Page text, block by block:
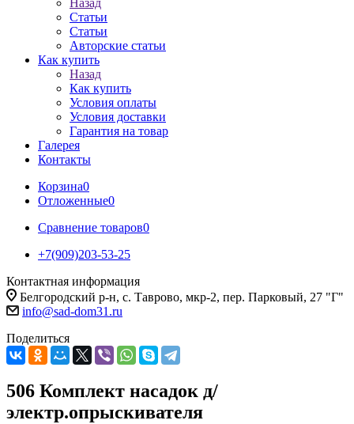
Назад
Статьи
Статьи
Авторские статьи
Как купить
Назад
Как купить
Условия оплаты
Условия доставки
Гарантия на товар
Галерея
Контакты
Корзина0
Отложенные0
Сравнение товаров0
+7(909)203-53-25
Контактная информация
Белгородский р-н, с. Таврово, мкр-2, пер. Парковый, 27 "Г"
info@sad-dom31.ru
Поделиться
506 Комплект насадок д/
электр.опрыскивателя